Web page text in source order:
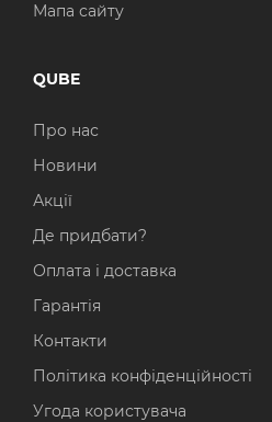
Мапа сайту
QUBE
Про нас
Новини
Акції
Де придбати?
Оплата і доставка
Гарантія
Контакти
Політика конфіденційності
Угода користувача